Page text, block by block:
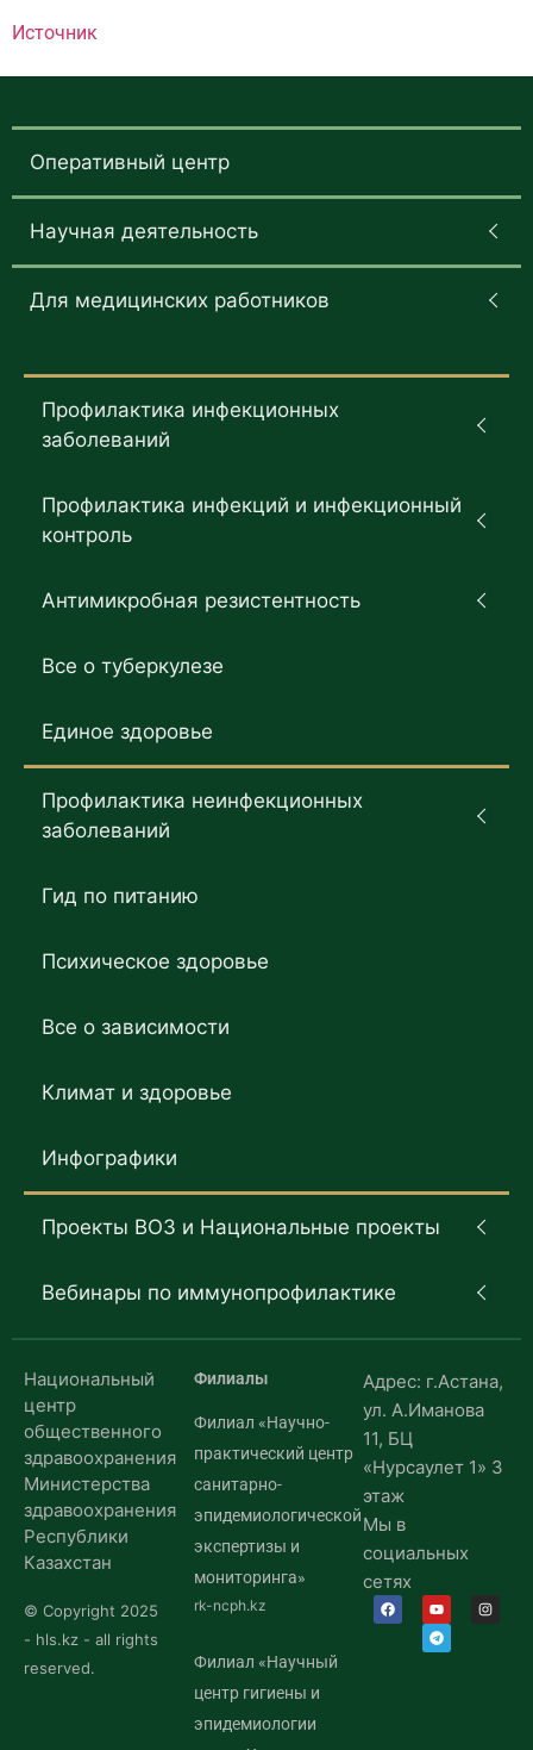
Источник
Оперативный центр
Научная деятельность
Для медицинских работников
Профилактика инфекционных
заболеваний
Профилактика инфекций и инфекционный
контроль
Антимикробная резистентность
Все о туберкулезе
Единое здоровье
Профилактика неинфекционных
заболеваний
Гид по питанию
Психическое здоровье
Все о зависимости
Климат и здоровье
Инфографики
Проекты ВОЗ и Национальные проекты
Вебинары по иммунопрофилактике
Национальный
центр
общественного
здравоохранения
Министерства
здравоохранения
Республики
Казахстан
© Copyright 2025
- hls.kz - all rights
reserved.
Филиалы
Филиал «Научно-
практический центр
санитарно-
эпидемиологической
экспертизы и
мониторинга»
rk-ncph.kz
Филиал «Научный
центр гигиены и
эпидемиологии
Адрес: г.Астана,
ул. А.Иманова
11, БЦ
«Нурсаулет 1» 3
этаж
Мы в
социальных
сетях